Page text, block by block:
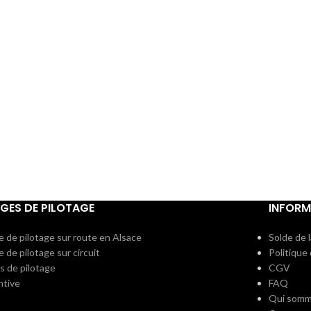
DE PILOTAGE
de pilotage sur route en Alsace
de pilotage sur circuit
de pilotage
Solde de
Politique
CGV
FAQ
Qui